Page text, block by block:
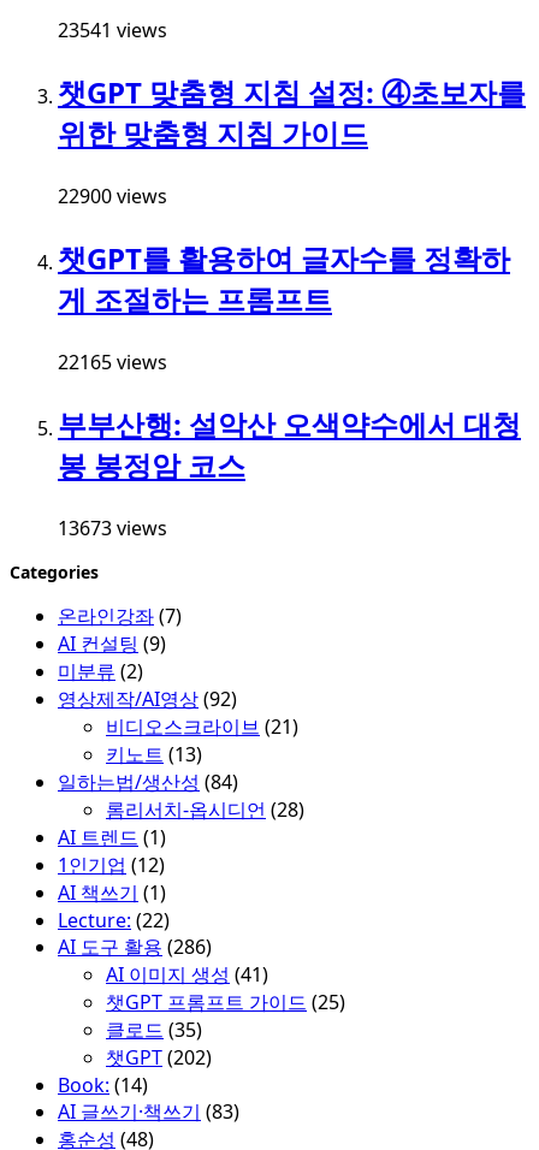
23541 views
챗GPT 맞춤형 지침 설정: ④초보자를
위한 맞춤형 지침 가이드
22900 views
챗GPT를 활용하여 글자수를 정확하
게 조절하는 프롬프트
22165 views
부부산행: 설악산 오색약수에서 대청
봉 봉정암 코스
13673 views
Categories
온라인강좌(7)
AI 컨설팅 (9)
미분류 (2)
영상제작/AI영상(92)
비디오스크라이브 (21)
키노트 (13)
일하는법/생산성 (84)
롬리서치-옵시디언 (28)
AI 트렌드 (1)
1인기업 (12)
AI 책쓰기 (1)
Lecture: (22)
AI 도구 활용 (286)
AI 이미지 생성 (41)
챗GPT 프롬프트 가이드 (25)
클로드 (35)
챗GPT(202)
Book: (14)
AI 글쓰기·책쓰기 (83)
홍순성 (48)